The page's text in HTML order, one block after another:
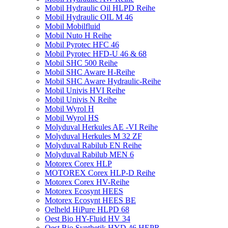
Mobil Hydraulic Oil HLPD Reihe
Mobil Hydraulic OIL M 46
Mobil Mobilfluid
Mobil Nuto H Reihe
Mobil Pyrotec HFC 46
Mobil Pyrotec HFD-U 46 & 68
Mobil SHC 500 Reihe
Mobil SHC Aware H-Reihe
Mobil SHC Aware Hydraulic-Reihe
Mobil Univis HVI Reihe
Mobil Univis N Reihe
Mobil Wyrol H
Mobil Wyrol HS
Molyduval Herkules AE -VI Reihe
Molyduval Herkules M 32 ZF
Molyduval Rabilub EN Reihe
Molyduval Rabilub MEN 6
Motorex Corex HLP
MOTOREX Corex HLP-D Reihe
Motorex Corex HV-Reihe
Motorex Ecosynt HEES
Motorex Ecosynt HEES BE
Oelheld HiPure HLPD 68
Oest Bio HY-Fluid HV 34